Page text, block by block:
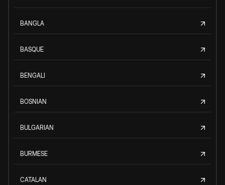
BANGLA
BASQUE
BENGALI
BOSNIAN
BULGARIAN
BURMESE
CATALAN